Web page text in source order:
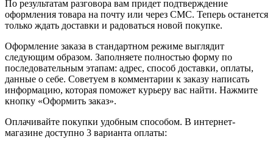
По результатам разговора вам придет подтверждение
оформления товара на почту или через СМС. Теперь останется
только ждать доставки и радоваться новой покупке.
Оформление заказа в стандартном режиме выглядит
следующим образом. Заполняете полностью форму по
последовательным этапам: адрес, способ доставки, оплаты,
данные о себе. Советуем в комментарии к заказу написать
информацию, которая поможет курьеру вас найти. Нажмите
кнопку «Оформить заказ».
Оплачивайте покупки удобным способом. В интернет-
магазине доступно 3 варианта оплаты: